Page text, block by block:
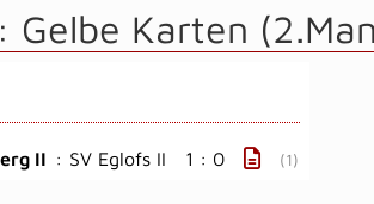
Gelbe Karten
II : SV Eglofs II 1 : 0 (1)